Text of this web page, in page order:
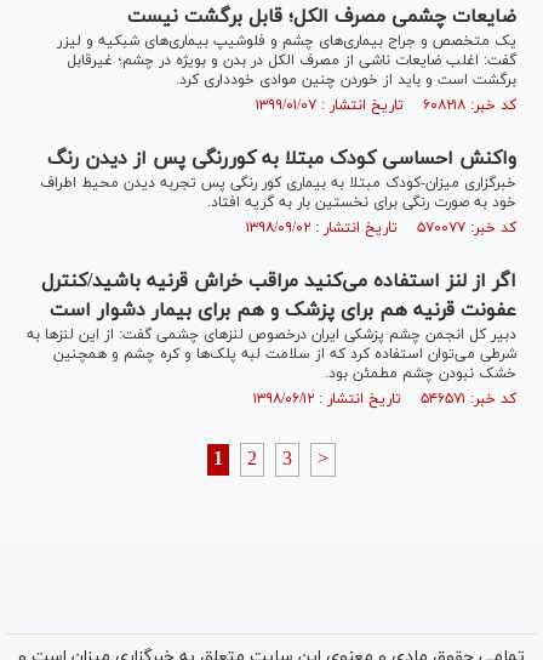
ضایعات چشمی مصرف الکل؛ قابل برگشت نیست
یک متخصص و جراح بیماری‌های چشم و فلوشیپ بیماری‌های شبکیه و لیزر
گفت: اغلب ضایعات ناشی از مصرف الکل در بدن و بویژه در چشم؛ غیرقابل
برگشت است و باید از خوردن چنین موادی خودداری کرد.
کد خبر: ۶۰۸۲۱۸ تاریخ انتشار : ۱۳۹۹/۰۱/۰۷
واکنش احساسی کودک مبتلا به کوررنگی پس از دیدن رنگ
خبرگزاری میزان-کودک مبتلا به بیماری کور رنگی پس تجربه دیدن محیط اطراف
خود به صورت رنگی برای نخستین بار به گریه افتاد.
کد خبر: ۵۷۰۰۷۷ تاریخ انتشار : ۱۳۹۸/۰۹/۰۲
اگر از لنز استفاده می‌کنید مراقب خراش قرنیه باشید/کنترل
عفونت قرنیه هم برای پزشک و هم برای بیمار دشوار است
دبیر کل انجمن چشم پزشکی ایران درخصوص لنز‌های چشمی گفت: از این لنز‌ها به
شرطی می‌توان استفاده کرد که از سلامت لبه پلک‌ها و کره چشم و همچنین
خشک نبودن چشم مطمئن بود.
کد خبر: ۵۴۶۵۷۱ تاریخ انتشار : ۱۳۹۸/۰۶/۱۲
1 2 3 >